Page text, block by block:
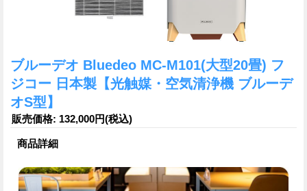
ブルーデオ Bluedeo MC-M101(大型20畳) フ
ジコー 日本製【光触媒・空気清浄機 ブルーデ
オS型】
販売価格: 132,000円(税込)
商品詳細